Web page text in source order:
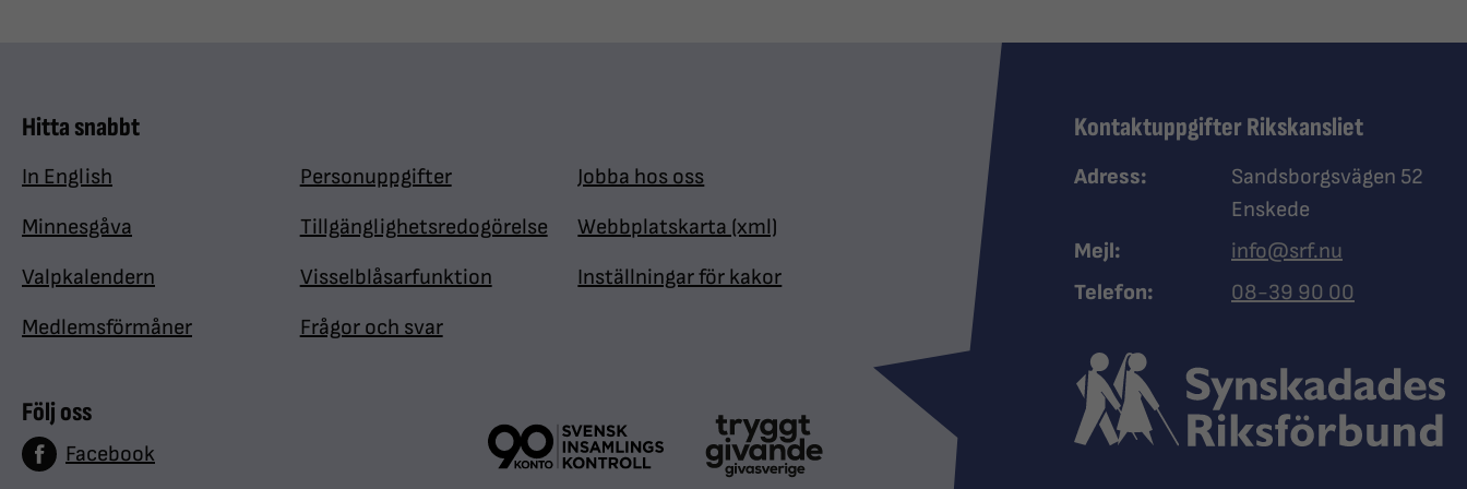
Hitta snabbt
In English
Minnesgåva
Valpkalendern
Medlemsförmåner
Personuppgifter
Tillgänglighetsredogörelse
Visselblåsarfunktion
Frågor och svar
Jobba hos oss
Webbplatskarta (xml)
Inställningar för kakor
Följ oss
Facebook
Kontaktuppgifter Rikskansliet
Adress:
Sandsborgsvägen 52
Enskede
Mejl:
info@srf.nu
Telefon:
Ring Synskadades
08-39 90 00